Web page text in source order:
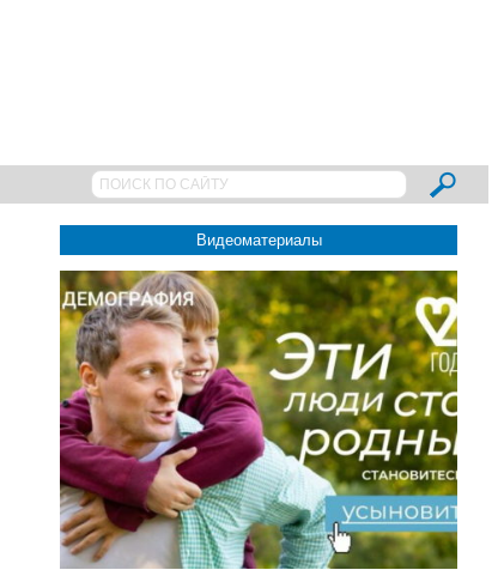
Видеоматериалы